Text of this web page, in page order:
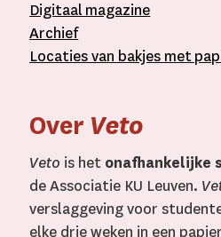
Digitaal magazine
Archief
Locaties van bakjes met
Over Veto
Veto is het onafhankelijke
de Associatie KU Leuven.
verslaggeving voor
elke drie weken in een